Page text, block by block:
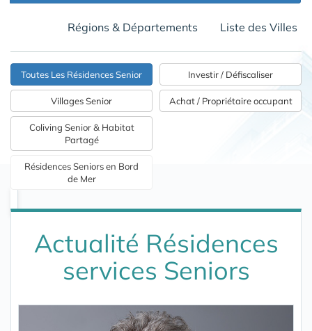
Régions & Départements Liste des Villes
Toutes Les Résidences Senior
Villages Senior
Coliving Senior & Habitat
Partagé
Résidences Seniors en Bord
de Mer
Investir / Défiscaliser
Achat / Propriétaire occupant
Actualité Résidences
services Seniors